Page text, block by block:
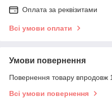
Оплата за реквізитами
Всі умови оплати
Умови повернення
Повернення товару впродовж
Всі умови повернення